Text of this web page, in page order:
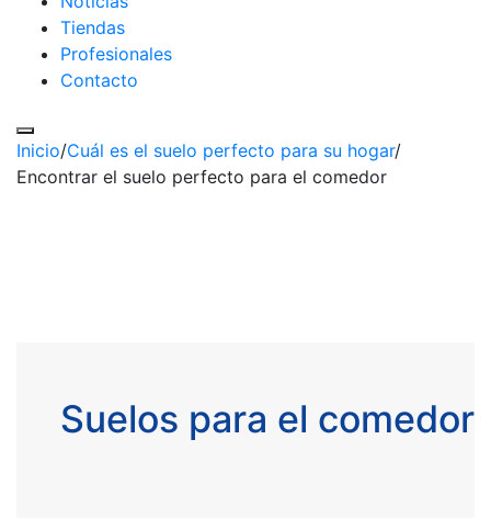
Tiendas
Profesionales
Contacto
Inicio/Cuál es el suelo perfecto para su hogar/
Encontrar el suelo perfecto para el comedor
Suelos para el comedor